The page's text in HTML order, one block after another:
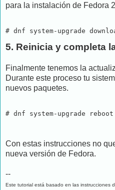
para la instalación de Fedora
# dnf system-upgrade
5. Reinicia y completa
Finalmente tenemos la
Durante este proceso tu
nuevos paquetes.
# dnf system-upgrade reboot
Con estas instrucciones no
nueva versión de Fedora.
--
Este tutorial está basado en las instrucciones